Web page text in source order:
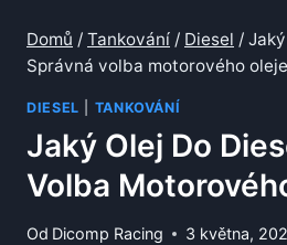
Domů / Tankování / Diesel /
Správná volba motorového oleje
DIESEL TANKOVÁNÍ
Jaký Olej Do
Volba
Od Dicomp Racing 3 května,